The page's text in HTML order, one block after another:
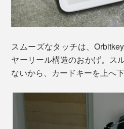
スムーズなタッチは、
ヤーリール構造のおかげ。ス
ないから、カードキーを上へ